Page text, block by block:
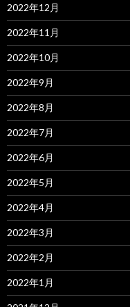
2022年12月
2022年11月
2022年10月
2022年9月
2022年8月
2022年7月
2022年6月
2022年5月
2022年4月
2022年3月
2022年2月
2022年1月